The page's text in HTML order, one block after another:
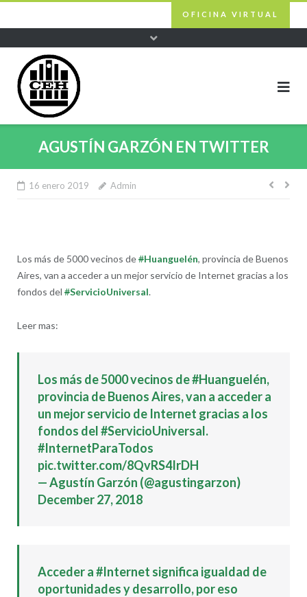
OFICINA VIRTUAL
AGUSTÍN GARZÓN EN TWITTER
16 enero 2019 Admin
Los más de 5000 vecinos de#Huanguelén, provincia de Buenos
Aires, van a acceder a un mejor servicio de Internet gracias a los
fondos del #ServicioUniversal.
Leer mas:
Los más de 5000 vecinos de#Huanguelén,
provincia de Buenos Aires, van a acceder a
un mejor servicio de Internet gracias a los
fondos del#ServicioUniversal.
#InternetParaTodos
pic.twitter.com/8QvRS4IrDH
— Agustín Garzón (@agustingarzon)
December 27, 2018
Acceder a#Internet significa igualdad de
oportunidades y desarrollo, por eso